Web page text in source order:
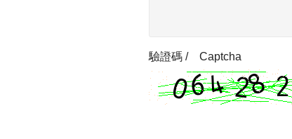
驗證碼 / Captcha